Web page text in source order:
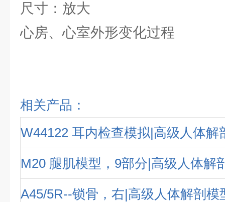
尺寸：放大
心房、心室外形变化过程
相关产品：
W44122 耳内检查模拟|高级人体解
M20 腿肌模型，9部分|高级人体解
A45/5R--锁骨，右|高级人体解剖模